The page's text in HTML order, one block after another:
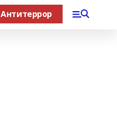
Антитеррор